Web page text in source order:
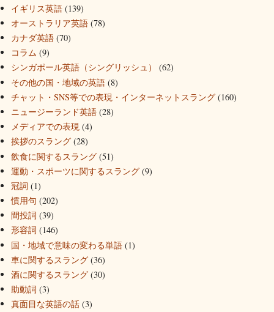
イギリス英語 (139)
オーストラリア英語 (78)
カナダ英語 (70)
コラム (9)
シンガポール英語（シングリッシュ）
(62)
その他の国・地域の英語 (8)
チャット・SNS等での表現・インターネットスラング (160)
ニュージーランド英語 (28)
メディアでの表現 (4)
挨拶のスラング (28)
飲食に関するスラング (51)
運動・スポーツに関するスラング (9)
冠詞 (1)
慣用句 (202)
間投詞 (39)
形容詞 (146)
国・地域で意味の変わる単語 (1)
車に関するスラング (36)
酒に関するスラング (30)
助動詞 (3)
真面目な英語の話 (3)